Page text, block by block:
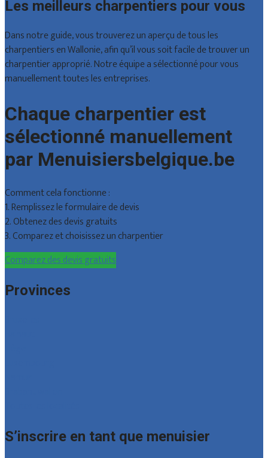
Les meilleurs charpentiers pour vous
Dans notre guide, vous trouverez un aperçu de tous les
charpentiers en Wallonie, afin qu’il vous soit facile de trouver un
charpentier approprié. Notre équipe a sélectionné pour vous
manuellement toutes les entreprises.
Chaque charpentier est
sélectionné manuellement
par Menuisiersbelgique.be
Comment cela fonctionne :
1. Remplissez le formulaire de devis
2. Obtenez des devis gratuits
3. Comparez et choisissez un charpentier
Comparez des devis gratuits
Provinces
S’inscrire en tant que menuisier